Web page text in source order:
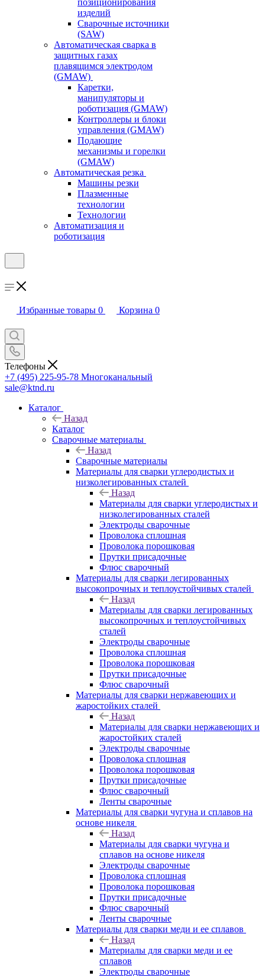
позиционирования
изделий
Сварочные источники
(SAW)
Автоматическая сварка в
защитных газах
плавящимся электродом
(GMAW)
Каретки,
манипуляторы и
роботизация (GMAW)
Контроллеры и блоки
управления (GMAW)
Подающие
механизмы и горелки
(GMAW)
Автоматическая резка
Машины резки
Плазменные
технологии
Технологии
Автоматизация и
роботизация
Избранные товары 0 Корзина 0
Телефоны
+7 (495) 225-95-78 Многоканальный
sale@ktnd.ru
Каталог
Назад
Каталог
Сварочные материалы
Назад
Сварочные материалы
Материалы для сварки углеродистых и
низколегированных сталей
Назад
Материалы для сварки углеродистых и
низколегированных сталей
Электроды сварочные
Проволока сплошная
Проволока порошковая
Прутки присадочные
Флюс сварочный
Материалы для сварки легированных
высокопрочных и теплоустойчивых сталей
Назад
Материалы для сварки легированных
высокопрочных и теплоустойчивых
сталей
Электроды сварочные
Проволока сплошная
Проволока порошковая
Прутки присадочные
Флюс сварочный
Материалы для сварки нержавеющих и
жаростойких сталей
Назад
Материалы для сварки нержавеющих и
жаростойких сталей
Электроды сварочные
Проволока сплошная
Проволока порошковая
Прутки присадочные
Флюс сварочный
Ленты сварочные
Материалы для сварки чугуна и сплавов на
основе никеля
Назад
Материалы для сварки чугуна и
сплавов на основе никеля
Электроды сварочные
Проволока сплошная
Проволока порошковая
Прутки присадочные
Флюс сварочный
Ленты сварочные
Материалы для сварки меди и ее сплавов
Назад
Материалы для сварки меди и ее
сплавов
Электроды сварочные